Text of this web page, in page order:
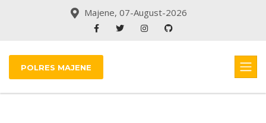
Majene, 07-August-2026
POLRES MAJENE